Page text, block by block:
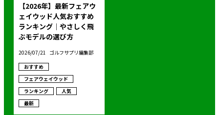
【2026年】最新フェアウ
ェイウッド人気おすすめ
ランキング｜やさしく飛
ぶモデルの選び方
2026/07/21
ゴルフサプリ編集部
おすすめ
フェアウェイウッド
ランキング
人気
最新